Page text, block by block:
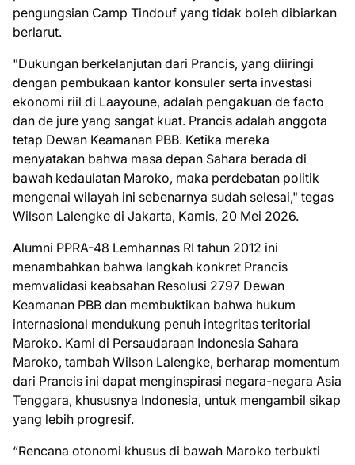
pengungsian Camp Tindouf yang tidak boleh dibiarkan
berlarut.
"Dukungan berkelanjutan dari Prancis, yang diiringi
dengan pembukaan kantor konsuler serta investasi
ekonomi riil di Laayoune, adalah pengakuan de facto
dan de jure yang sangat kuat. Prancis adalah anggota
tetap Dewan Keamanan PBB. Ketika mereka
menyatakan bahwa masa depan Sahara berada di
bawah kedaulatan Maroko, maka perdebatan politik
mengenai wilayah ini sebenarnya sudah selesai," tegas
Wilson Lalengke di Jakarta, Kamis, 20 Mei 2026.
Alumni PPRA-48 Lemhannas RI tahun 2012 ini
menambahkan bahwa langkah konkret Prancis
memvalidasi keabsahan Resolusi 2797 Dewan
Keamanan PBB dan membuktikan bahwa hukum
internasional mendukung penuh integritas teritorial
Maroko. Kami di Persaudaraan Indonesia Sahara
Maroko, tambah Wilson Lalengke, berharap momentum
dari Prancis ini dapat menginspirasi negara-negara Asia
Tenggara, khususnya Indonesia, untuk mengambil sikap
yang lebih progresif.
“Rencana otonomi khusus di bawah Maroko terbukti